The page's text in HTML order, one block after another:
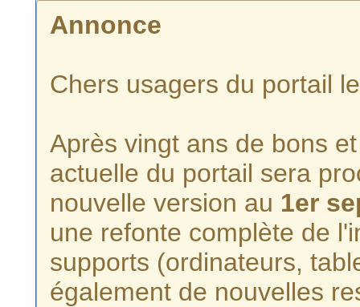
Annonce
Chers usagers du portail
Après vingt ans de bons
actuelle du portail sera
nouvelle version au 1er
une refonte complète de
supports (ordinateurs,
également de nouvelles